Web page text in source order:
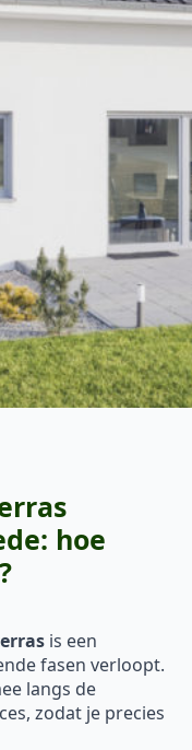
hoe
is een
fasen verloopt.
langs de
zodat je precies